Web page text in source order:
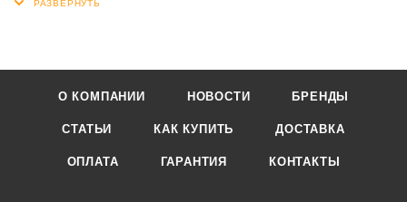
О КОМПАНИИ НОВОСТИ БРЕНДЫ
СТАТЬИ КАК КУПИТЬ ДОСТАВКА
ОПЛАТА ГАРАНТИЯ КОНТАКТЫ